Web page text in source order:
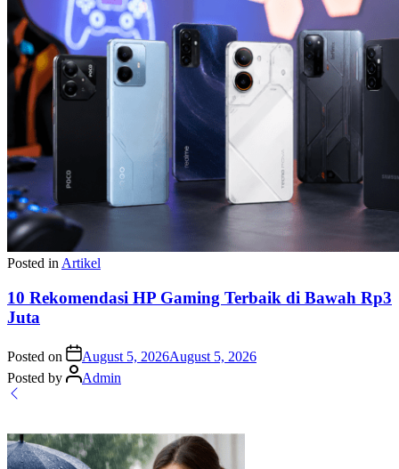
Posted inArtikel
10 Rekomendasi HP Gaming Terbaik di Bawah Rp3
Juta
Posted on August 5, 2026August 5, 2026
Posted by
Admin